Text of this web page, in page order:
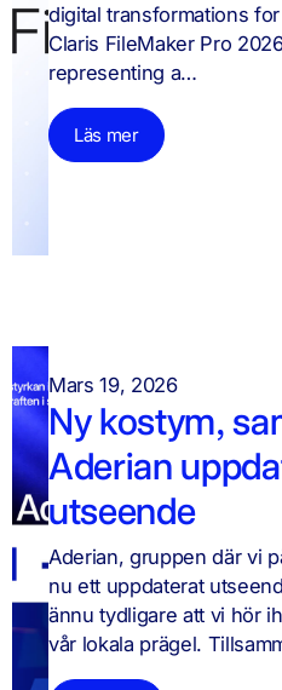
digital transformations
Claris FileMaker Pro
representing a…
Läs mer
Mars 19, 2026
Ny kostym,
Aderian
utseende
Aderian, gruppen där vi
nu ett uppdaterat
ännu tydligare att vi hör
vår lokala prägel.